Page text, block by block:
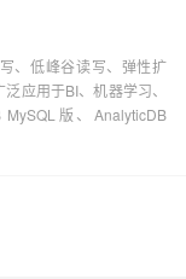
、低峰谷读写、弹性扩
应用于BI、机器学习、
版、AnalyticDB